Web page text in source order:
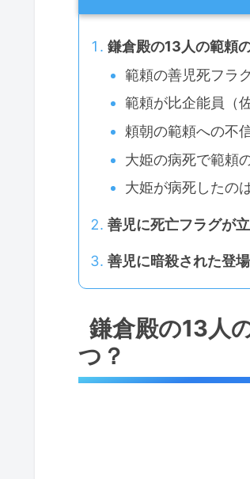
鎌倉殿の13人の範頼
範頼の善児死フラ
範頼が比企能員（
頼朝の範頼への不
大姫の病死で範頼
大姫が病死したの
善児に死亡フラグが
善児に暗殺された登
鎌倉殿の13人
つ？